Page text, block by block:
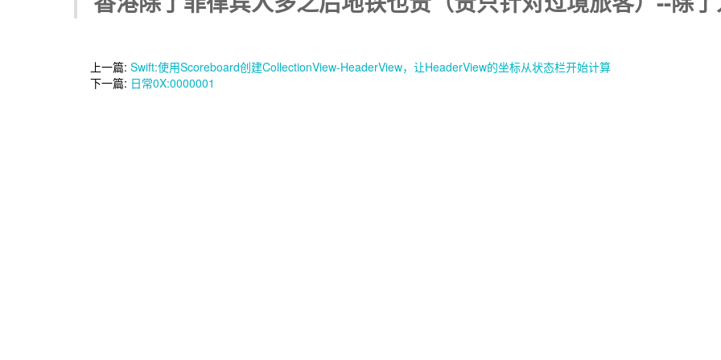
上一篇: Swift:使用Scoreboard创建CollectionView-HeaderView，让HeaderView的坐标从状态栏开始计算
下一篇: 日常0X:0000001